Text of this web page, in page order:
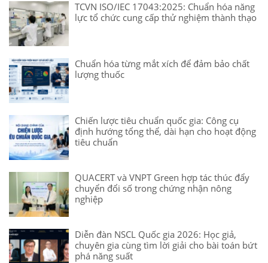
TCVN ISO/IEC 17043:2025: Chuẩn hóa năng
lực tổ chức cung cấp thử nghiệm thành thạo
Chuẩn hóa từng mắt xích để đảm bảo chất
lượng thuốc
Chiến lược tiêu chuẩn quốc gia: Công cụ
định hướng tổng thể, dài hạn cho hoạt động
tiêu chuẩn
QUACERT và VNPT Green hợp tác thúc đẩy
chuyển đổi số trong chứng nhận nông
nghiệp
Diễn đàn NSCL Quốc gia 2026: Học giả,
chuyên gia cùng tìm lời giải cho bài toán bứt
phá năng suất